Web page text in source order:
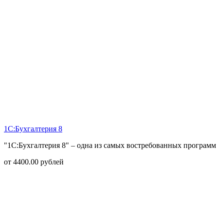
1С:Бухгалтерия 8
"1С:Бухгалтерия 8" – одна из самых востребованных
от 4400.00 рублей